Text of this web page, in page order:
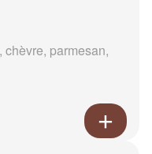
parmesan,